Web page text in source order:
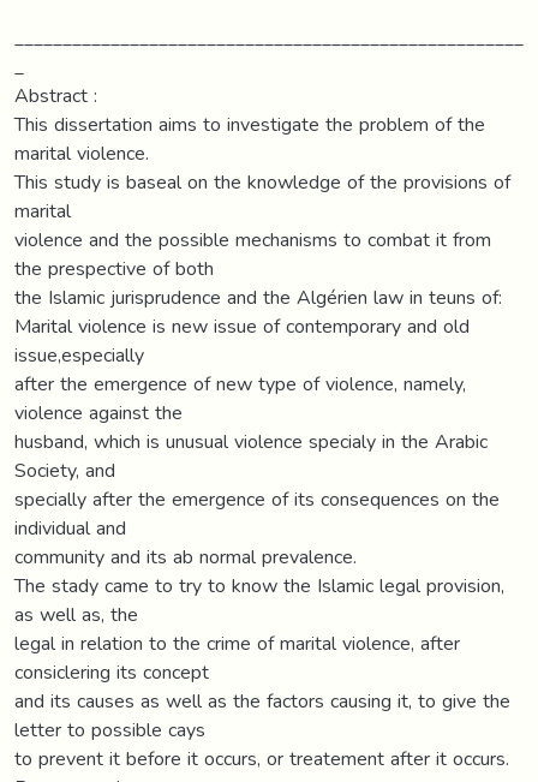
_____________________________________________________
_
Abstract :
This dissertation aims to investigate the problem of the
marital violence.
This study is baseal on the knowledge of the provisions of
marital
violence and the possible mechanisms to combat it from
the prespective of both
the Islamic jurisprudence and the Algérien law in teuns of:
Marital violence is new issue of contemporary and old
issue,especially
after the emergence of new type of violence, namely,
violence against the
husband, which is unusual violence specialy in the Arabic
Society, and
specially after the emergence of its consequences on the
individual and
community and its ab normal prevalence.
The stady came to try to know the Islamic legal provision,
as well as, the
legal in relation to the crime of marital violence, after
consiclering its concept
and its causes as well as the factors causing it, to give the
letter to possible cays
to prevent it before it occurs, or treatement after it occurs.